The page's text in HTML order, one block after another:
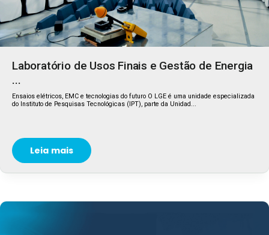
Laboratório de Usos Finais e Gestão de Energia
...
Ensaios elétricos, EMC e tecnologias do futuro O LGE é uma unidade especializada
do Instituto de Pesquisas Tecnológicas (IPT), parte da Unidad...
Leia mais